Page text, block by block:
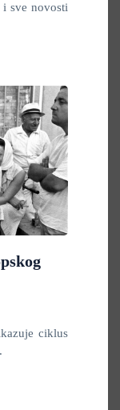
i sve novosti
ciklus
.